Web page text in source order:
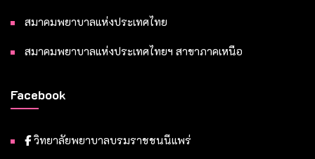
สมาคมพยาบาลแห่งประเทศไทย
สมาคมพยาบาลแห่งประเทศไทยฯ สาขาภาคเหนือ
Facebook
วิทยาลัยพยาบาลบรมราชชนนีแพร่